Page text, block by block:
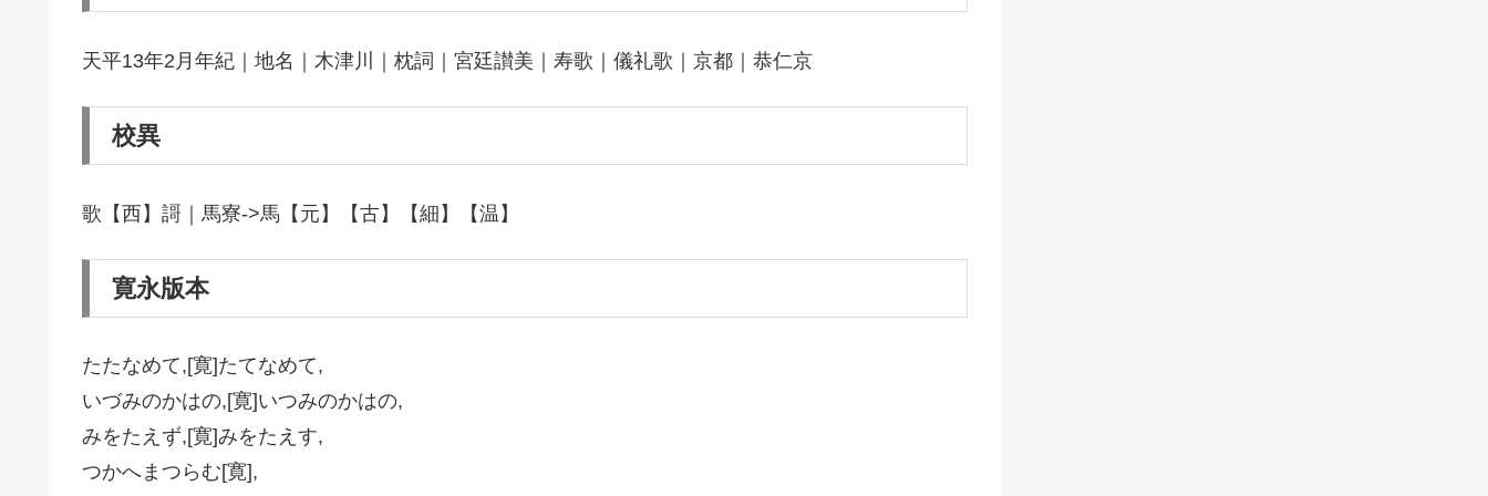
天平13年2月年紀｜地名｜木津川｜枕詞｜宮廷讃美｜寿歌｜儀礼歌｜京都｜恭仁京
校異
歌【西】謌｜馬寮->馬【元】【古】【細】【温】
寛永版本
たたなめて,[寛]たてなめて,
いづみのかはの,[寛]いつみのかはの,
みをたえず,[寛]みをたえす,
つかへまつらむ[寛],